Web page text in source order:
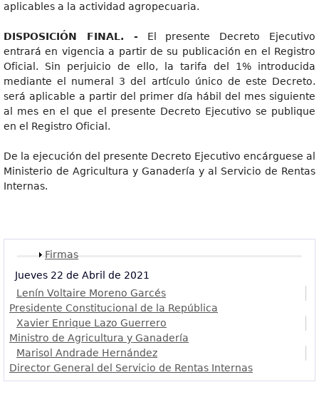
aplicables a la actividad agropecuaria.
DISPOSICIÓN FINAL. - El presente Decreto Ejecutivo
entrará en vigencia a partir de su publicación en el Registro
Oficial. Sin perjuicio de ello, la tarifa del 1% introducida
mediante el numeral 3 del artículo único de este Decreto.
será aplicable a partir del primer día hábil del mes siguiente
al mes en el que el presente Decreto Ejecutivo se publique
en el Registro Oficial.
De la ejecución del presente Decreto Ejecutivo encárguese al
Ministerio de Agricultura y Ganadería y al Servicio de Rentas
Internas.
Mostrar
Firmas
Jueves 22 de Abril de 2021
Lenín Voltaire Moreno Garcés
Presidente Constitucional de la República
Xavier Enrique Lazo Guerrero
Ministro de Agricultura y Ganadería
Marisol Andrade Hernández
Director General del Servicio de Rentas Internas